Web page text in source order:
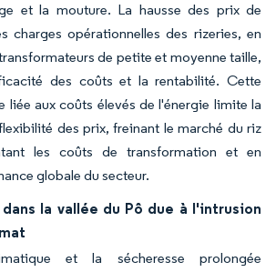
et la mouture. La hausse des prix de
charges opérationnelles des rizeries, en
de petite et moyenne taille,
des coûts et la rentabilité. Cette
liée aux coûts élevés de l'énergie limite la
des prix, freinant le marché du riz
les coûts de transformation et en
globale du secteur.
la vallée du Pô due à l'intrusion
et la sécheresse prolongée